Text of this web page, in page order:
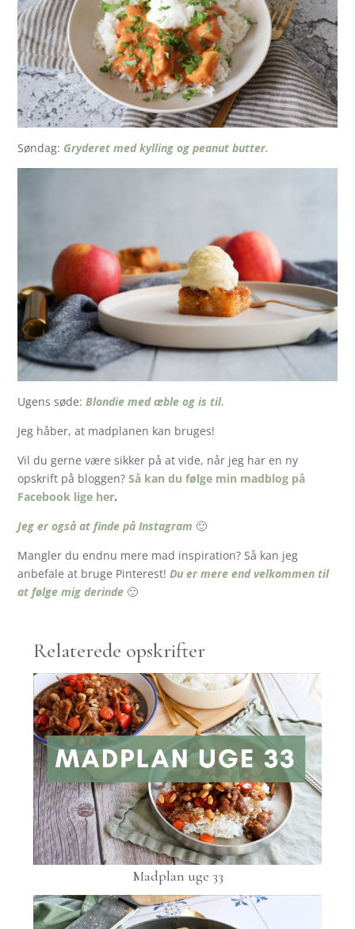
Søndag: Gryderet med kylling og peanut butter.
Ugens søde:Blondie med æble og is til.
Jeg håber, at madplanen kan bruges!
Vil du gerne være sikker på at vide, når jeg har en ny
opskrift på bloggen?Så kan du følge min madblog på
Facebook lige her.
Jeg er også at finde på Instagram 🙂
Mangler du endnu mere mad inspiration? Så kan jeg
anbefale at bruge Pinterest!Du er mere end velkommen til
at følge mig derinde 🙂
Relaterede opskrifter
Madplan uge 33